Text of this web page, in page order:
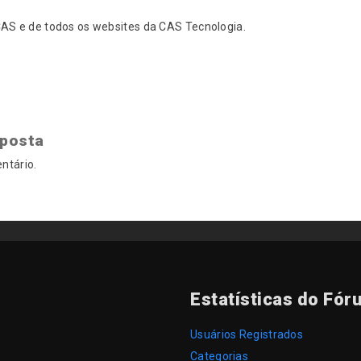
e de todos os websites da CAS Tecnologia.
Estatísticas do
Usuários Registrados
Categorias